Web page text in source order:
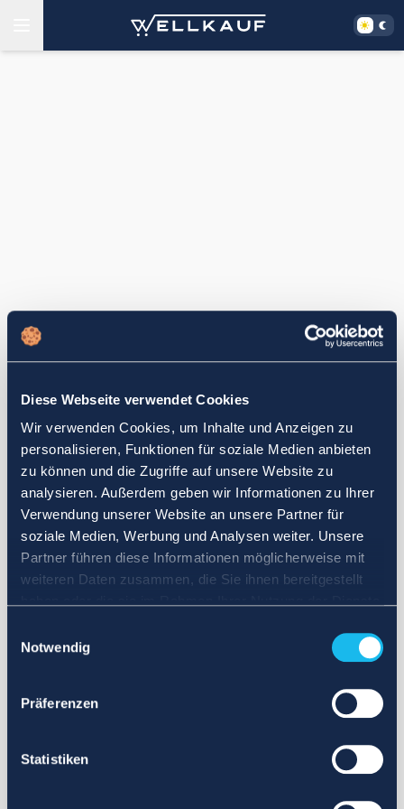
Diese Webseite verwendet Cookies
Wir verwenden Cookies, um Inhalte und Anzeigen zu
personalisieren, Funktionen für soziale Medien anbieten
zu können und die Zugriffe auf unsere Website zu
analysieren. Außerdem geben wir Informationen zu Ihrer
Verwendung unserer Website an unsere Partner für
soziale Medien, Werbung und Analysen weiter. Unsere
Partner führen diese Informationen möglicherweise mit
weiteren Daten zusammen, die Sie ihnen bereitgestellt
Notwendig
Präferenzen
Statistiken